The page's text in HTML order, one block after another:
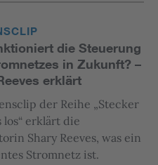
die Steuerung
in Zukunft? –
erklärt
der Reihe „Stecker
los“ erklärt die
Shary Reeves, was ein
Stromnetz ist.